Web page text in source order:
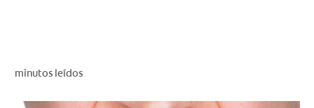
minutos leídos